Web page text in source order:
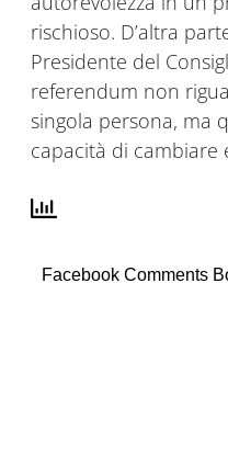
rischioso. D’altra
Presidente del
referendum non
singola persona, ma
capacità di cambiare
Facebook Comments